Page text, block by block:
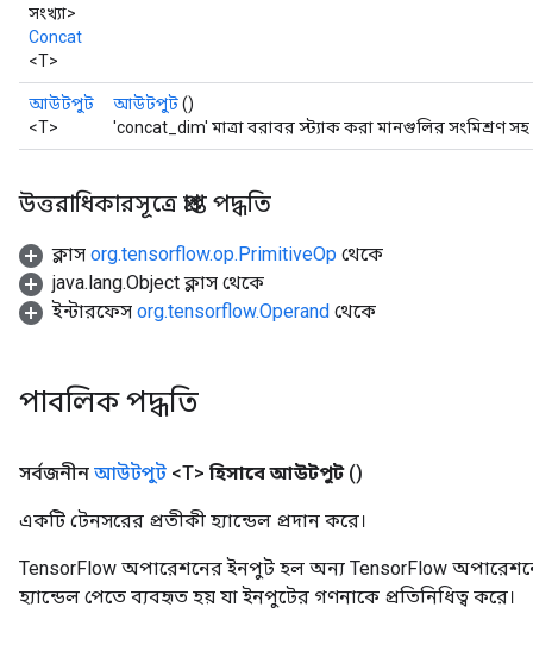
সংখ্যা>
Concat
<T>
আউটপুট
<T>
আউটপুট()
'concat_dim' মাত্রা বরাবর স্ট্যাক করা মানগুলির সংমিশ্রণ
উত্তরাধিকারসূত্রে প্রাপ্ত পদ্ধতি
ক্লাস org.tensorflow.op.PrimitiveOp থেকে
java.lang.Object ক্লাস থেকে
ইন্টারফেস org.tensorflow.Operand থেকে
পাবলিক পদ্ধতি
সর্বজনীন আউটপুট <T> হিসাবে আউটপুট ()
একটি টেনসরের প্রতীকী হ্যান্ডেল প্রদান করে।
TensorFlow অপারেশনের ইনপুট হল অন্য TensorFlow
হ্যান্ডেল পেতে ব্যবহৃত হয় যা ইনপুটের গণনাকে প্রতিনিধিত্ব করে।